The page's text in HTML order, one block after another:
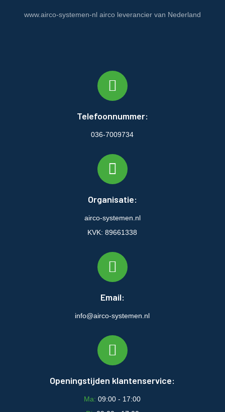
www.airco-systemen-nl airco leverancier van Nederland
Telefoonnummer:
036-7009734
Organisatie:
airco-systemen.nl
KVK: 89661338
Email:
info@airco-systemen.nl
Openingstijden klantenservice:
Ma:09:00 - 17:00